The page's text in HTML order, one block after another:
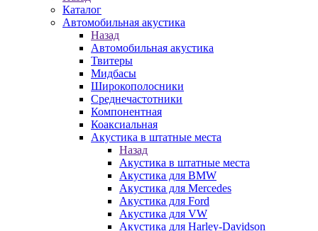
Каталог
Автомобильная акустика
Назад
Автомобильная акустика
Твитеры
Мидбасы
Широкополосники
Среднечастотники
Компонентная
Коаксиальная
Акустика в штатные места
Назад
Акустика в штатные места
Акустика для BMW
Акустика для Mercedes
Акустика для Ford
Акустика для VW
Акустика для Harley-Davidson